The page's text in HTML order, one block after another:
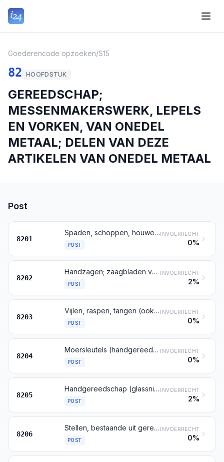
Goederencode opzoeken/S15
82 HOOFDSTUK
GEREEDSCHAP;
MESSENMAKERSWERK, LEPELS
EN VORKEN, VAN ONEDEL
METAAL; DELEN VAN DEZE
ARTIKELEN VAN ONEDEL METAAL
Post
8201
Spaden, schoppen, houwelen, hakken, gaffels, rieken, vorken, harken en schoffels; bijlen, houthiepen, kloofmessen en dergelijk gereedschap om te hakken of te kloven; snoeischaren en wildscharen; zeisen, sikkels, stro- en hooimessen, heggenscharen, wiggen en ander handgereedschap voor de land-, tuin- of bosbouw
POST
INVOERRECHT
0%
8202
Handzagen; zaagbladen van alle soorten (freeszagen en ongetande zaagbladen daaronder begrepen)
POST
INVOERRECHT
2%
8203
Vijlen, raspen, tangen (ook buig-, snij- en ponstangen), pincetten, metaalscharen (blikscharen, plaatscharen en dergelijke), pijpsnijders, boutenscharen, holpijpen en dergelijk handgereedschap
POST
INVOERRECHT
0%
8204
Moersleutels (handgereedschap), dynamometrische moersleutels en inbussleutels daaronder begrepen; uitwisselbare doppen van dopsleutels, ook indien met handvat
POST
INVOERRECHT
0%
8205
Handgereedschap (glassnijders daaronder begrepen), elders genoemd noch elders onder begrepen; soldeer-, blaas- en brandlampen; bankschroeven, lijmknechten, pijpklemmen en dergelijke, andere dan toebehoren of delen van gereedschapswerktuigen of van waterstraalsnijmachines; aambeelden; veldsmidsen; slijpstenen met hand- of voetaandrijving
POST
INVOERRECHT
2%
8206
Stellen, bestaande uit gereedschap van twee of meer van de posten 8202 tot en met 8205, opgemaakt voor de verkoop in het klein
POST
INVOERRECHT
0%